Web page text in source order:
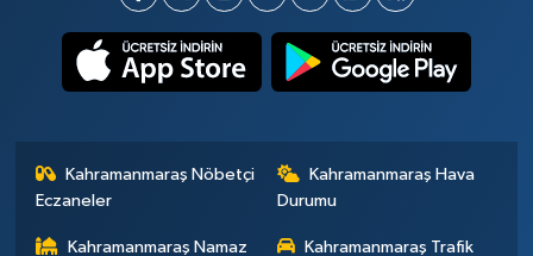
Kahramanmaraş Nöbetçi
Eczaneler
Kahramanmaraş Hava
Durumu
Kahramanmaraş Namaz
Kahramanmaraş Trafik